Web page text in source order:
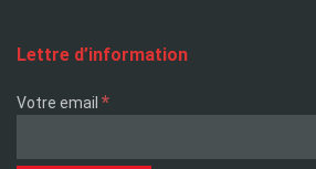
Lettre d’information
Votre email *